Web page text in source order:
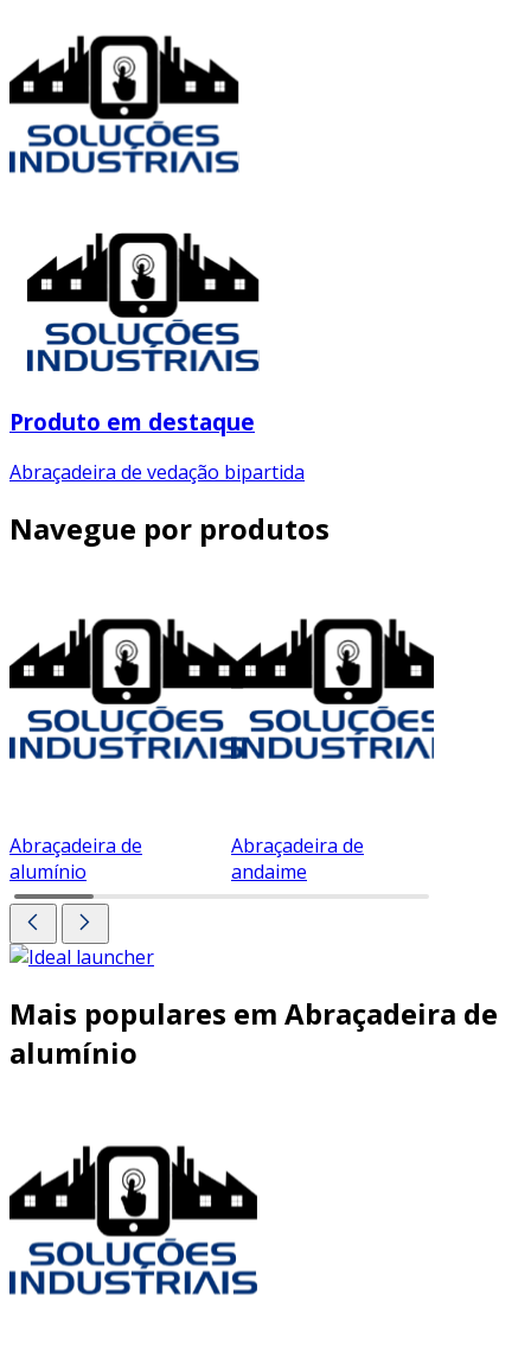
Produto em destaque
Abraçadeira de vedação bipartida
Navegue por produtos
Abraçadeira de
alumínio
Abraçadeira de
andaime
Mais populares em Abraçadeira de
alumínio